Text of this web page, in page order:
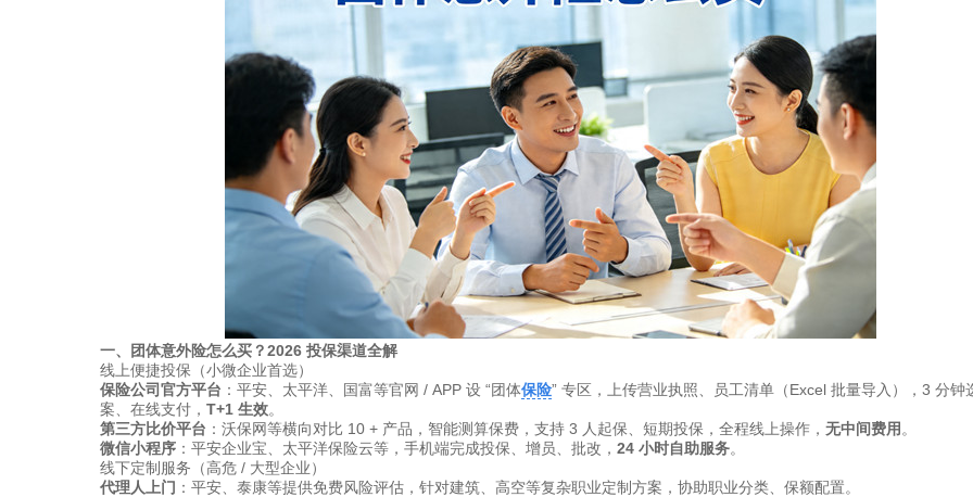
一、团体意外险怎么买？2026 投保渠道全解
线上便捷投保（小微企业首选）
保险公司官方平台 ：平安、太平洋、国富等官网 / APP 设 “团体保险” 专区，上传营业执照、员工清单（Excel 批量导入），3 分钟
案、在线支付， T+1 生效。
第三方比价平台 ：沃保网等横向对比 10 + 产品，智能测算保费，支持 3 人起保、短期投保，全程线上操作， 无中间费用 。
微信小程序：平安企业宝、太平洋保险云等，手机端完成投保、增员、批改， 24 小时自助服务。
线下定制服务（高危 / 大型企业）
代理人上门 ：平安、泰康等提供免费风险评估，针对建筑、高空等复杂职业定制方案，协助职业分类、保额配置。